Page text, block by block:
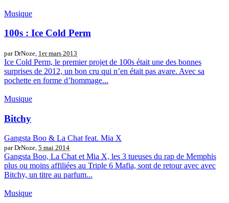
Musique
100s : Ice Cold Perm
par DrNoze, 1er mars 2013
Ice Cold Perm, le premier projet de 100s était une des bonnes
surprises de 2012, un bon cru qui n’en était pas avare. Avec sa
pochette en forme d’hommage...
Musique
Bitchy
Gangsta Boo & La Chat feat. Mia X
par DrNoze, 5 mai 2014
Gangsta Boo, La Chat et Mia X, les 3 tueuses du rap de Memphis
plus ou moins affiliées au Triple 6 Mafia, sont de retour avec avec
Bitchy, un titre au parfum...
Musique